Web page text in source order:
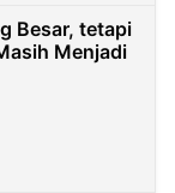
Besar, tetapi
Menjadi